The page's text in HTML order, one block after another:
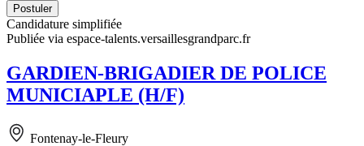
Postuler
Candidature simplifiée
Publiée via espace-talents.versaillesgrandparc.fr
GARDIEN-BRIGADIER DE POLICE
MUNICIAPLE (H/F)
Fontenay-le-Fleury